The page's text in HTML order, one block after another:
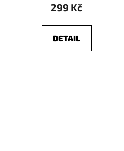
299 Kč
DETAIL